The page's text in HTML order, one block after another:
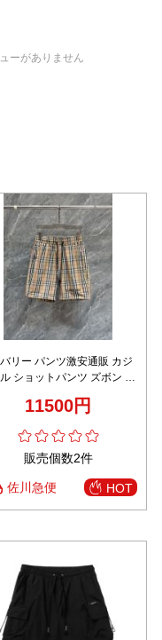
ーがありません
リー パンツ激安通販 カジ
ショットパンツ ズボン 夏
11500円
販売個数2件
佐川急便 HOT